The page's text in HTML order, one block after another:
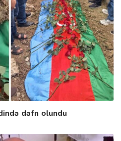
dəfn olundu